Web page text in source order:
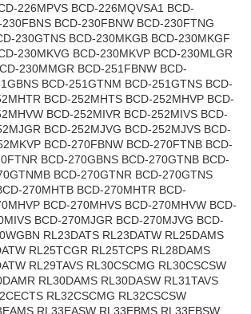
226MPVS BCD-226MQVSA1 BCD-
BCD-230FBNW BCD-230FTNG
230GTNS BCD-230MKGB BCD-230MKGF
230MKVG BCD-230MKVP BCD-230MLGR
230MMGR BCD-251FBNW BCD-
BCD-251GTNM BCD-251GTNS BCD-
BCD-252MHTS BCD-252MHVP BCD-
BCD-252MIVR BCD-252MIVS BCD-
BCD-252MJVG BCD-252MJVS BCD-
BCD-270FBNW BCD-270FTNB BCD-
BCD-270GBNS BCD-270GTNB BCD-
BCD-270GTNR BCD-270GTNS
270MHTB BCD-270MHTR BCD-
BCD-270MHVS BCD-270MHVW BCD-
BCD-270MJGR BCD-270MJVG BCD-
RL23DATS RL23DATW RL25DAMS
RL25TCGR RL25TCPS RL28DAMS
RL29TAVS RL30CSCMG RL30CSCSW
RL30DAMS RL30DASW RL31TAVS
RL32CSCMG RL32CSCSW
RL33EASW RL33EBMS RL33EBSW